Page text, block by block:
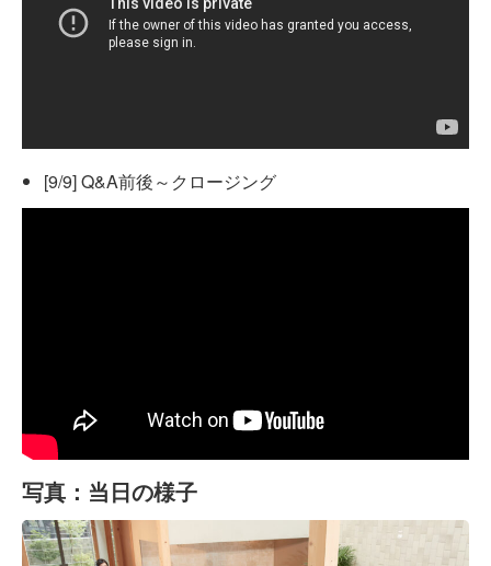
[9/9] Q&A前後～クロージング
写真：当日の様子